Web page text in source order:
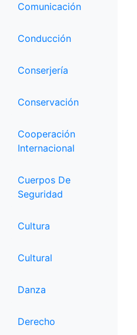
Comunicación
Conducción
Conserjería
Conservación
Cooperación
Internacional
Cuerpos De
Seguridad
Cultura
Cultural
Danza
Derecho